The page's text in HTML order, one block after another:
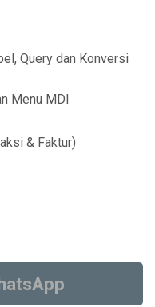
Query dan Konversi
Menu MDI
& Faktur)